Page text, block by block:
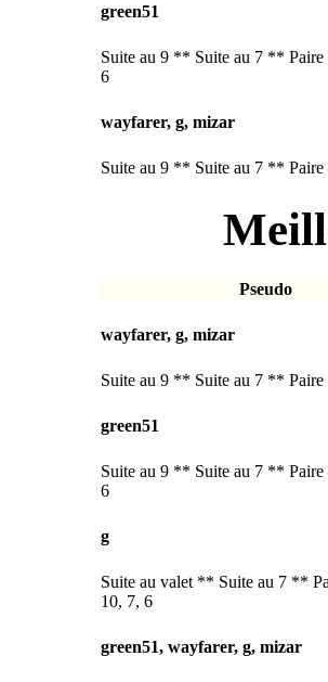
green51
Suite au 9 ** Suite au 7 **
6
wayfarer, g, mizar
Suite au 9 ** Suite au 7 **
Pseudo
wayfarer, g, mizar
Suite au 9 ** Suite au 7 **
green51
Suite au 9 ** Suite au 7 **
6
g
Suite au valet ** Suite au 7 **
10, 7, 6
green51, wayfarer, g, mizar